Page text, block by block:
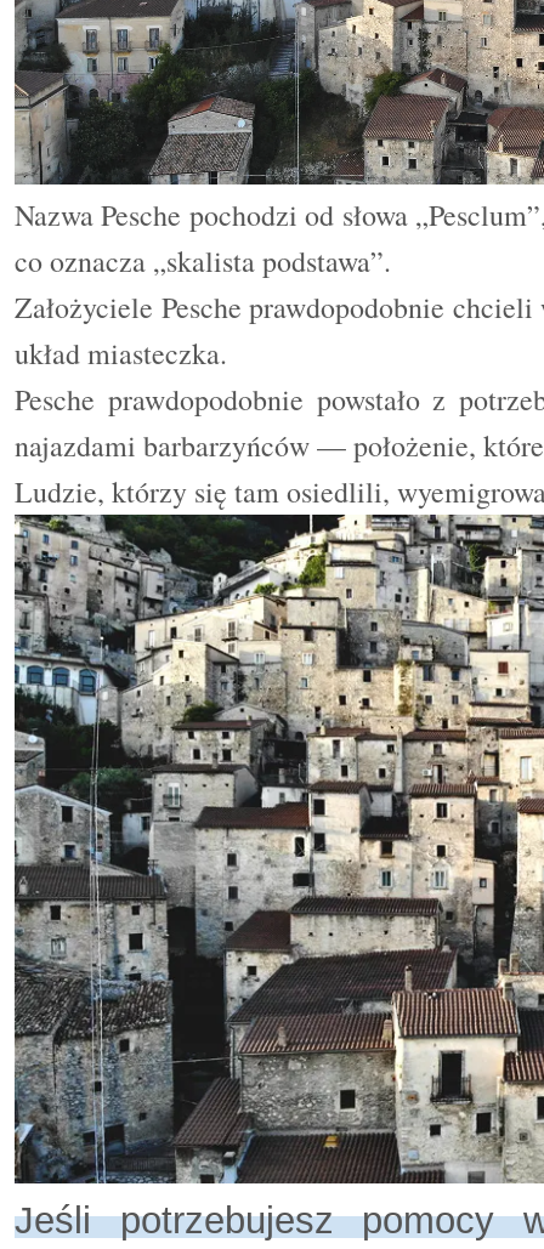
Nazwa Pesche pochodzi od słowa
co oznacza „skalista podstawa”.
Założyciele Pesche prawdopodobnie
układ miasteczka.
Pesche prawdopodobnie powstało z
najazdami barbarzyńców — położenie,
Ludzie, którzy się tam osiedlili,
Jeśli potrzebujesz pomocy